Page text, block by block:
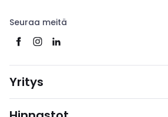
Seuraa meitä
Yritys